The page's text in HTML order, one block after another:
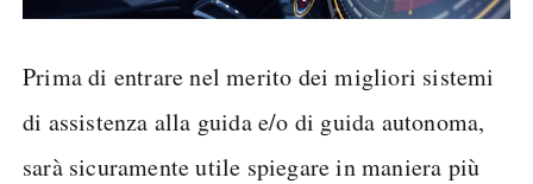
Prima di entrare nel merito dei migliori sistemi
di assistenza alla guida e/o di guida autonoma,
sarà sicuramente utile spiegare in maniera più